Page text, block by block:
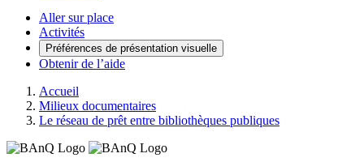
Aller sur place
Activités
Préférences de présentation visuelle
Obtenir de l’aide
Accueil
Milieux documentaires
Le réseau de prêt entre bibliothèques publiques